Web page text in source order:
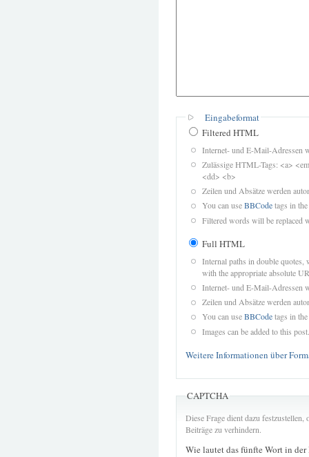
Eingabeformat
Filtered HTML
Internet- und E-Mail-Adressen
Zulässige HTML-Tags: <a>
<dd> <b>
Zeilen und Absätze werden
You can useBBCodetags in
Filtered words will be replaced
Full HTML
Internal paths in double quotes,
with the appropriate absolute
Internet- und E-Mail-Adressen
Zeilen und Absätze werden
You can useBBCodetags in
Images can be added to this post.
Weitere Informationen über
CAPTCHA
Diese Frage dient dazu
Beiträge zu verhindern.
Wie lautet das fünfte Wort in der